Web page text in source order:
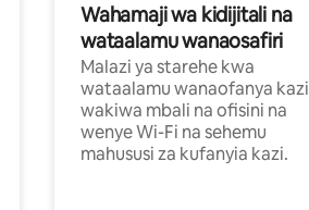
Wahamaji wa kidijitali na
wataalamu wanaosafiri
Malazi ya starehe kwa
wataalamu wanaofanya kazi
wakiwa mbali na ofisini na
wenye Wi-Fi na sehemu
mahususi za kufanyia kazi.